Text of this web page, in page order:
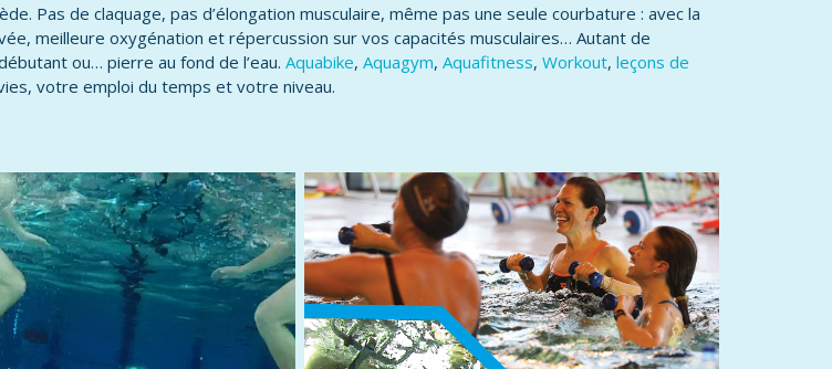
Pas de claquage, pas d’élongation musculaire, même pas une seule courbature : avec la
meilleure oxygénation et répercussion sur vos capacités musculaires… Autant de
ou… pierre au fond de l’eau. Aquabike, Aquagym, Aquafitness, Workout, leçons de
votre emploi du temps et votre niveau.